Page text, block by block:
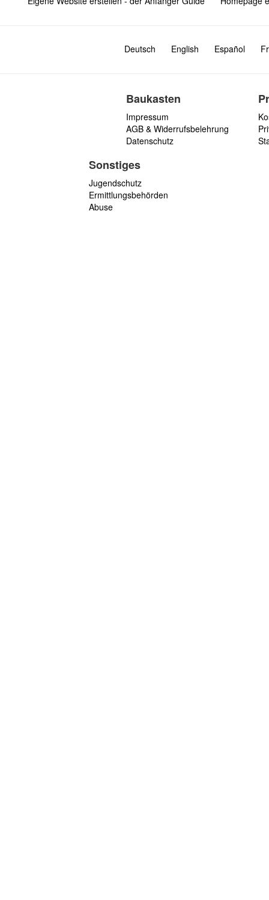
Deutsch English Español
Baukasten
Impressum
AGB & Widerrufsbelehrung
Datenschutz
Sonstiges
Jugendschutz
Ermittlungsbehörden
Abuse